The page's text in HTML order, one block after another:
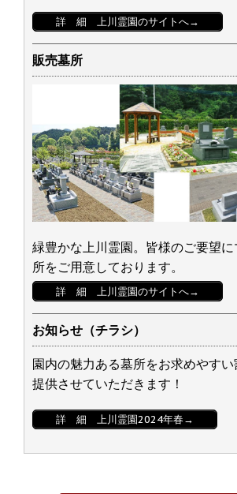
詳 細 上川霊園のサイトへ→
販売墓所
緑豊かな上川霊園。皆様のご要望
所をご用意しております。
詳 細 上川霊園のサイトへ→
お知らせ（チラシ）
園内の魅力ある墓所をお求めやす
提供させていただきます！
詳 細 上川霊園2024年春→